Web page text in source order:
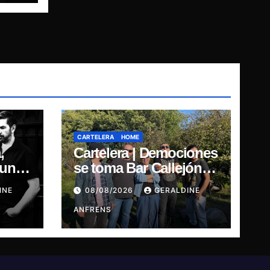
CARTELERA HOME
Cartelera | Demociones
se toma Bar Callejón:
Presentación oficial de
su EP y estreno del
single “Mujer
Escarlata”
08/08/2026 GERALDINE
ANFRENS